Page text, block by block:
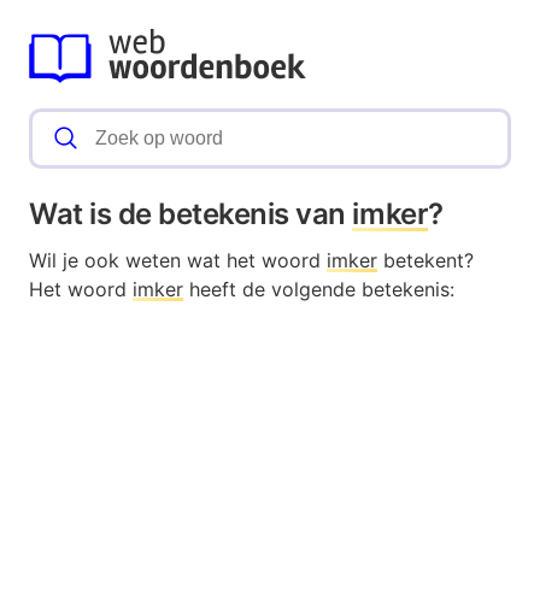
Wat is de betekenis van imker?
Wil je ook weten wat het woord imker betekent?
Het woord imker heeft de volgende betekenis: